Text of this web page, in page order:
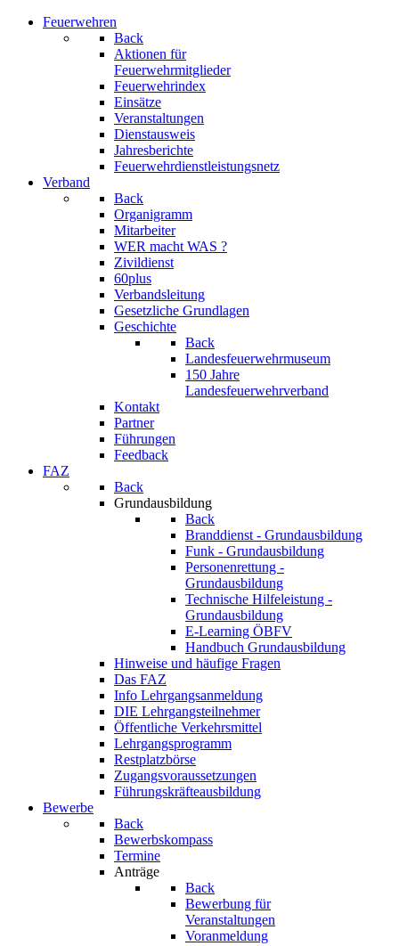
Feuerwehren
Back
Aktionen für
Feuerwehrmitglieder
Feuerwehrindex
Einsätze
Veranstaltungen
Dienstausweis
Jahresberichte
Feuerwehrdienstleistungsnetz
Verband
Back
Organigramm
Mitarbeiter
WER macht WAS ?
Zivildienst
60plus
Verbandsleitung
Gesetzliche Grundlagen
Geschichte
Back
Landesfeuerwehrmuseum
150 Jahre
Landesfeuerwehrverband
Kontakt
Partner
Führungen
Feedback
FAZ
Back
Grundausbildung
Back
Branddienst - Grundausbildung
Funk - Grundausbildung
Personenrettung -
Grundausbildung
Technische Hilfeleistung -
Grundausbildung
E-Learning ÖBFV
Handbuch Grundausbildung
Hinweise und häufige Fragen
Das FAZ
Info Lehrgangsanmeldung
DIE Lehrgangsteilnehmer
Öffentliche Verkehrsmittel
Lehrgangsprogramm
Restplatzbörse
Zugangsvoraussetzungen
Führungskräfteausbildung
Bewerbe
Back
Bewerbskompass
Termine
Anträge
Back
Bewerbung für
Veranstaltungen
Voranmeldung